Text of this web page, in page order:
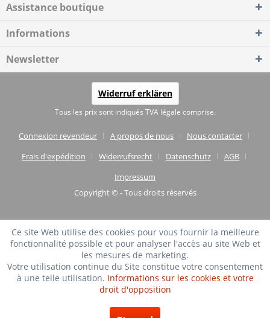
Assistance boutique
Informations
Newsletter
Widerruf erklären
Tous les prix sont indiqués TVA légale comprise.
Connexion revendeur A propos de nous
Nous contacter
Frais d'expédition
Widerrufsrecht Datenschutz
AGB
Impressum
Copyright © - Tous droits réservés
Ce site Web utilise des cookies pour vous fournir la meilleure
fonctionnalité possible et pour analyser l'accès au site Web et
les mesures de marketing.
Votre utilisation continue du Site constitue votre consentement
à une telle utilisation. Informations sur les cookies et votre
droit d'opposition
(4.75 / 5)